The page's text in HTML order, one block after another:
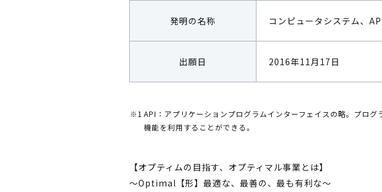
発明の名称 コンピュータシステム、
出願日 2016年11月17日
※1 API：アプリケーションプログラムインターフェイスの略。プロ
機能を利用することができる。
【オプティムの目指す、オプティマル事業とは】
～Optimal【形】最適な、最善の、最も有利な～